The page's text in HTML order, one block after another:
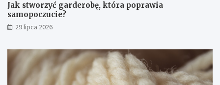
Jak stworzyć garderobę, która poprawia
samopoczucie?
29 lipca 2026